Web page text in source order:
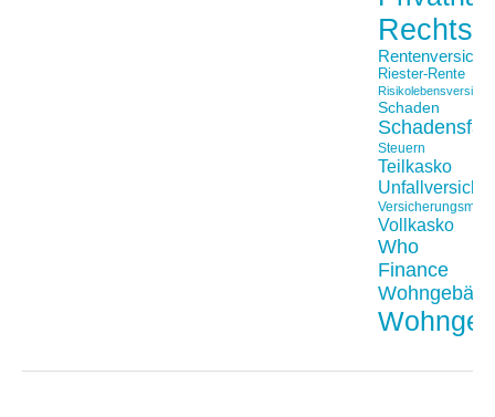
Riester-Rente
Schaden
Steuern
Teilkasko
Vollkasko
Who
Finance